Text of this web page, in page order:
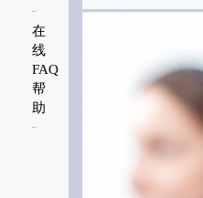
在
线
FAQ
帮
助